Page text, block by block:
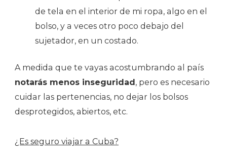
de tela en el interior de mi ropa, algo en el
bolso, y a veces otro poco debajo del
sujetador, en un costado.
A medida que te vayas acostumbrando al país
notarás menos inseguridad, pero es necesario
cuidar las pertenencias, no dejar los bolsos
desprotegidos, abiertos, etc.
¿Es seguro viajar a Cuba?